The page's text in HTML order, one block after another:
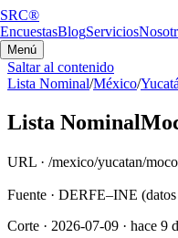
SRC®
EncuestasBlogServicios
Menú
Saltar al contenido
Lista Nominal/México/
Lista Nominal
URL · /mexico/yucatan/
Fuente · DERFE–INE (datos
Corte · 2026-07-09 · hace 9